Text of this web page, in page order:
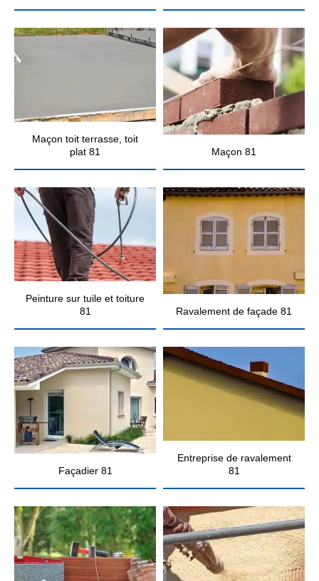
Maçon toit terrasse, toit
plat 81
Maçon 81
Peinture sur tuile et toiture
81
Ravalement de façade 81
Façadier 81
Entreprise de ravalement
81